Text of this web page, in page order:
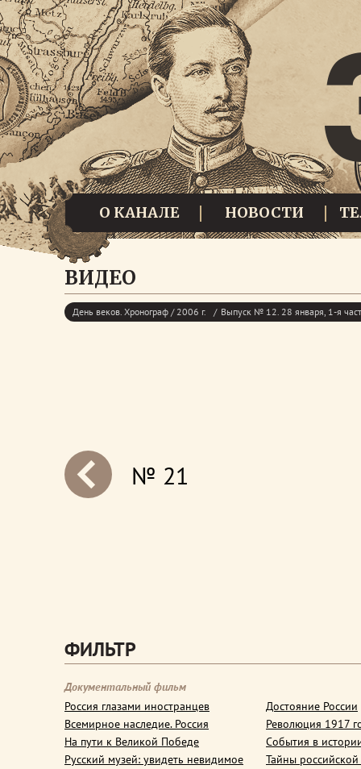
О КАНАЛЕ НОВОСТИ
ВИДЕО
День веков. Хронограф / 2006 г. Выпуск № 12. 28 января, 1-я
№ 21
ФИЛЬТР
Документальный фильм
Россия глазами иностранцев
Всемирное наследие. Россия
На пути к Великой Победе
Русский музей: увидеть невидимое
Достояние России
Революция 1917
События в
Тайны